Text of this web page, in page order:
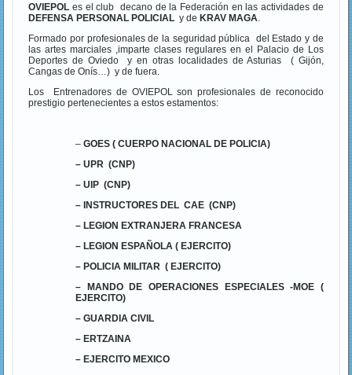
OVIEPOL es el club decano de la Federación en las actividades de
DEFENSA PERSONAL POLICIAL y de KRAV MAGA
Formado por profesionales de la seguridad pública del Estado y de
las artes marciales ,imparte clases regulares en el Palacio de Los
Deportes de Oviedo y en otras localidades de Asturias ( Gijón,
Cangas de Onís…) y de fuera.
Los Entrenadores de OVIEPOL son profesionales de reconocido
prestigio pertenecientes a estos estamentos:
– GOES ( CUERPO NACIONAL DE POLICIA)
– UPR (CNP)
– UIP (CNP)
– INSTRUCTORES DEL CAE (CNP)
– LEGION EXTRANJERA FRANCESA
– LEGION ESPAÑOLA ( EJERCITO)
– POLICIA MILITAR ( EJERCITO)
– MANDO DE OPERACIONES ESPECIALES -MOE (
EJERCITO)
– GUARDIA CIVIL
– ERTZAINA
– EJERCITO MEXICO